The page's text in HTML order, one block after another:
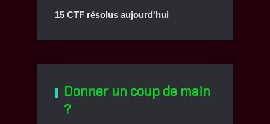
15 CTF résolus aujourd'hui
Donner un coup de main
?